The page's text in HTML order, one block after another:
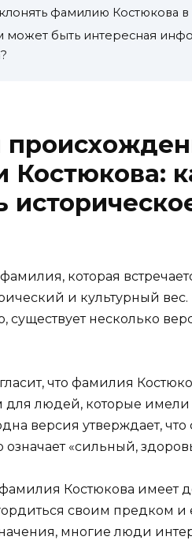
фамилию Костюкова
может быть интересная
фамилия, которая
и культурный
существует несколько
что фамилия
людей, которые имели
версия утверждает,
означает «сильный,
Костюкова имеет
своим предком
многие люди